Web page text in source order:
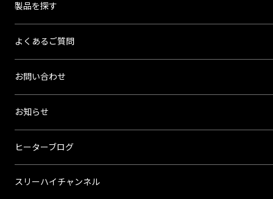
製品を探す
よくあるご質問
お問い合わせ
お知らせ
ヒーターブログ
スリーハイチャンネル